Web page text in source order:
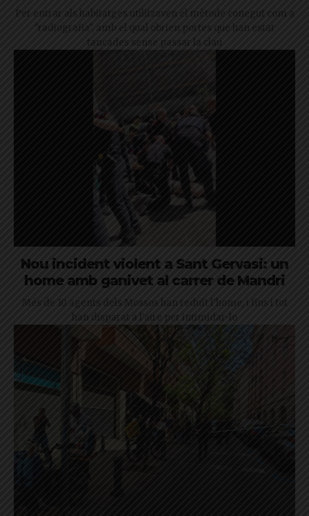
Per entrar als habitatges utilitzaven el mètode conegut com a
"radiografia", amb el qual obrien portes que han estat
tancades sense passar la clau
Nou incident violent a Sant Gervasi: un
home amb ganivet al carrer de Mandri
Més de 10 agents dels Mossos han reduït l'home, i fins i tot
han disparat a l'aire per intimidar-lo